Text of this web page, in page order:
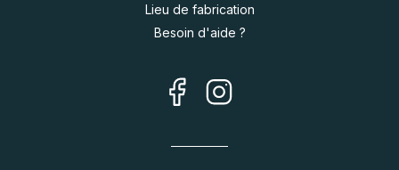
Lieu de fabrication
Besoin d'aide ?